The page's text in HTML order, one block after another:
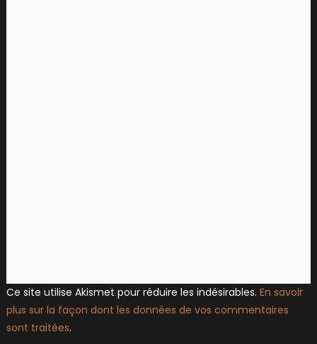
Ce site utilise Akismet pour réduire les indésirables. En savoir
plus sur la façon dont les données de vos commentaires
sont traitées.